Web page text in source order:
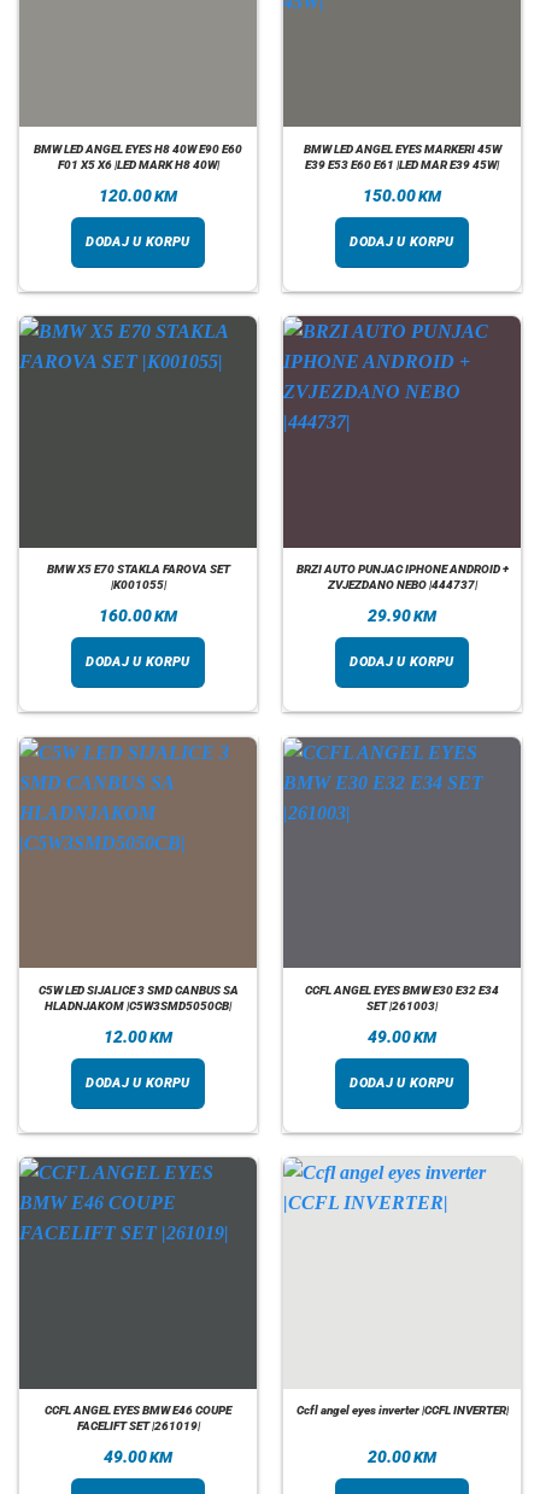
BMW LED ANGEL EYES H8 40W E90 E60
F01 X5 X6 |LED MARK H8 40W|
120.00KM
DODAJ U KORPU
BMW LED ANGEL EYES MARKERI 45W
E39 E53 E60 E61 |LED MAR E39 45W|
150.00KM
DODAJ U KORPU
BMW X5 E70 STAKLA FAROVA SET
|K001055|
160.00KM
DODAJ U KORPU
BRZI AUTO PUNJAC IPHONE ANDROID +
ZVJEZDANO NEBO |444737|
29.90KM
DODAJ U KORPU
C5W LED SIJALICE 3 SMD CANBUS SA
HLADNJAKOM |C5W3SMD5050CB|
12.00KM
DODAJ U KORPU
CCFL ANGEL EYES BMW E30 E32 E34
SET |261003|
49.00KM
DODAJ U KORPU
CCFL ANGEL EYES BMW E46 COUPE
FACELIFT SET |261019|
49.00KM
Ccfl angel eyes inverter |CCFL INVERTER|
20.00KM